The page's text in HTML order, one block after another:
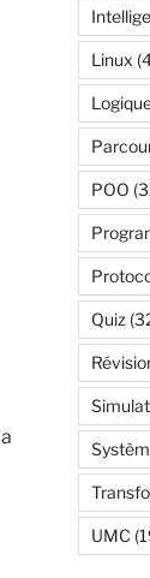
Linux
POO
Quiz
UMC